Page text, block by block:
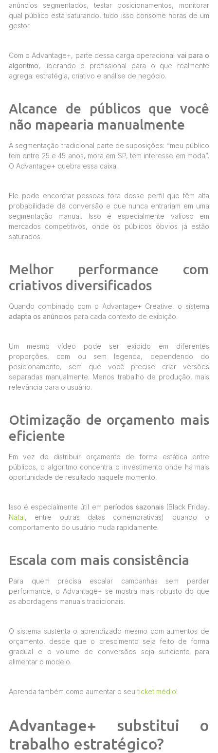
anúncios segmentados, testar posicionamentos, monitorar
qual público está saturando, tudo isso consome horas de um
gestor.
Com o Advantage+, parte dessa carga operacional vai para o
algoritmo, liberando o profissional para o que realmente
agrega: estratégia, criativo e análise de negócio.
Alcance de públicos que você
não mapearia manualmente
A segmentação tradicional parte de suposições: “meu público
tem entre 25 e 45 anos, mora em SP, tem interesse em moda”.
O Advantage+ quebra essa caixa.
Ele pode encontrar pessoas fora desse perfil que têm alta
probabilidade de conversão e que nunca entrariam em uma
segmentação manual. Isso é especialmente valioso em
mercados competitivos, onde os públicos óbvios já estão
saturados.
Melhor performance com
criativos diversificados
Quando combinado com o Advantage+ Creative, o sistema
adapta os anúncios para cada contexto de exibição.
Um mesmo vídeo pode ser exibido em diferentes
proporções, com ou sem legenda, dependendo do
posicionamento, sem que você precise criar versões
separadas manualmente. Menos trabalho de produção, mais
relevância para o usuário.
Otimização de orçamento mais
eficiente
Em vez de distribuir orçamento de forma estática entre
públicos, o algoritmo concentra o investimento onde há mais
oportunidade de resultado naquele momento.
Isso é especialmente útil em períodos sazonais (Black Friday,
Natal, entre outras datas comemorativas) quando o
comportamento do usuário muda rapidamente.
Escala com mais consistência
Para quem precisa escalar campanhas sem perder
performance, o Advantage+ se mostra mais robusto do que
as abordagens manuais tradicionais.
O sistema sustenta o aprendizado mesmo com aumentos de
orçamento, desde que o crescimento seja feito de forma
gradual e o volume de conversões seja suficiente para
alimentar o modelo.
Aprenda também como aumentar o seu ticket médio!
Advantage+ substitui o
trabalho estratégico?